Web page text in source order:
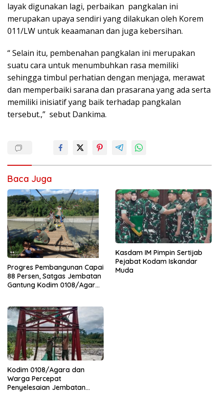
layak digunakan lagi, perbaikan pangkalan ini
merupakan upaya sendiri yang dilakukan oleh Korem
011/LW untuk keaamanan dan juga kebersihan.
“ Selain itu, pembenahan pangkalan ini merupakan
suatu cara untuk menumbuhkan rasa memiliki
sehingga timbul perhatian dengan menjaga, merawat
dan memperbaiki sarana dan prasarana yang ada serta
memiliki inisiatif yang baik terhadap pangkalan
tersebut.,” sebut Dankima.
Baca Juga
Progres Pembangunan Capai
88 Persen, Satgas Jembatan
Gantung Kodim 0108/Agara
Kasdam IM Pimpin Sertijab
Pejabat Kodam Iskandar
Muda
Kodim 0108/Agara dan
Warga Percepat
Penyelesaian Jembatan